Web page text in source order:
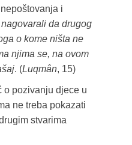
i
da drugog
o kome ništa ne
njima se, na ovom
. (Luqmân, 15)
o pozivanju djece u
ne treba pokazati
stvarima